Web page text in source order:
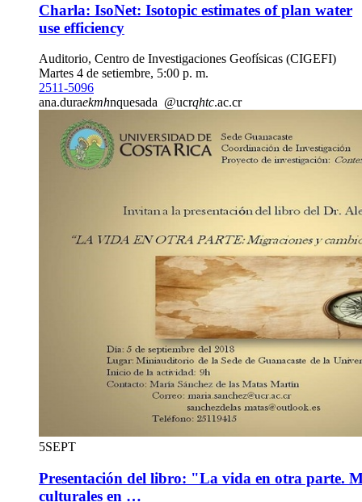
Charla: IsoNet: Isotopic estimates of plan water
use efficiency
Auditorio, Centro de Investigaciones Geofísicas (CIGEFI)
Martes 4 de setiembre, 5:00 p. m.
2511-5096
ana.duraekmhnquesada @ucrqhtc.ac.cr
5SEPT
Presentación del libro: "La vida en otra parte.
culturales en …